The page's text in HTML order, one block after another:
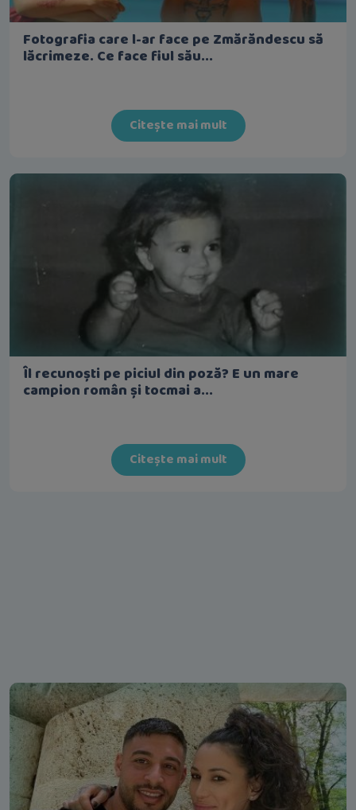
Fotografia care l-ar face pe Zmărăndescu să
lăcrimeze. Ce face fiul său...
Citește mai mult
Îl recunoști pe piciul din poză? E un mare
campion român și tocmai a...
Citește mai mult